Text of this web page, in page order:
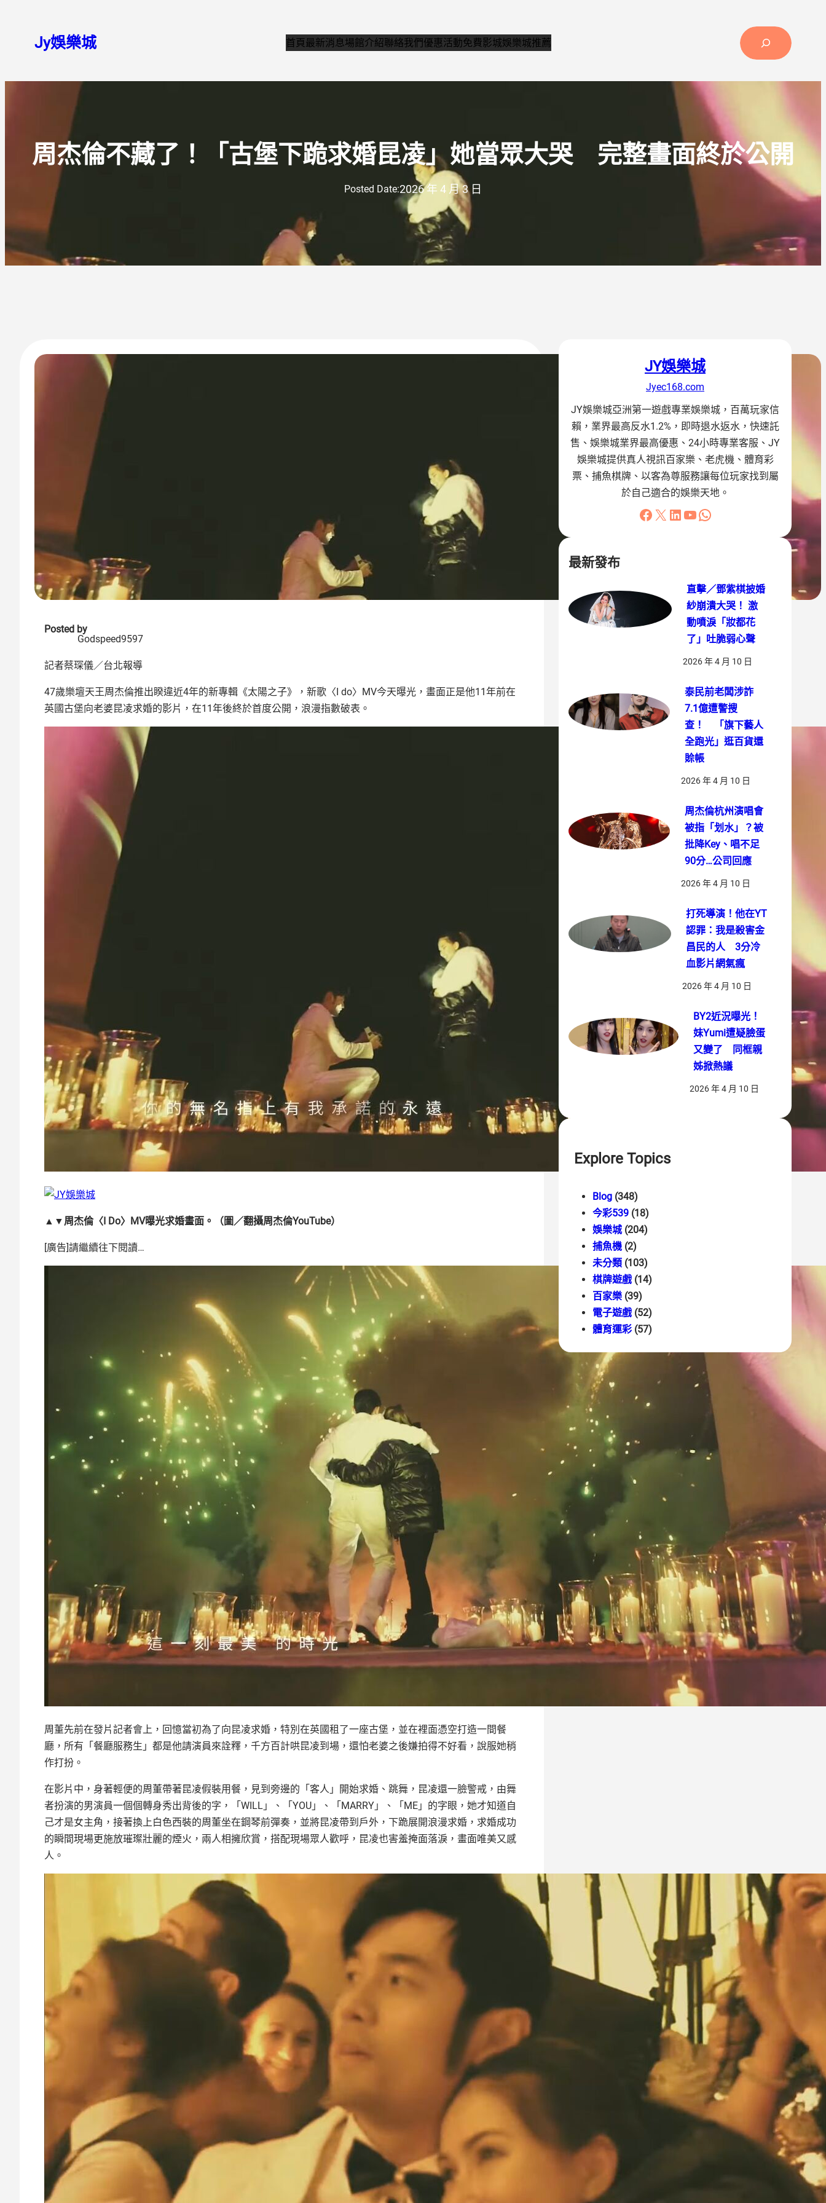
內
Jy娛樂城 首頁 最新消息場館介紹聯絡我們優惠活動免費影城娛樂城推薦
Search
周杰倫不藏了！「古堡下跪求婚昆凌」她當眾大哭 完整畫面終於公開
Posted Date:2026 年 4 月 3 日
Posted by
Godspeed9597
記者蔡琛儀／台北報導
47歲樂壇天王周杰倫推出睽違近4年的新專輯《太陽之子》，新歌〈I do〉MV今天曝光，畫面正是他11年前在
英國古堡向老婆昆凌求婚的影片，在11年後終於首度公開，浪漫指數破表。
▲▼周杰倫〈I Do〉MV曝光求婚畫面。（圖／翻攝周杰倫YouTube）
[廣告]請繼續往下閱讀…
周董先前在發片記者會上，回憶當初為了向昆凌求婚，特別在英國租了一座古堡，並在裡面憑空打造一間餐
廳，所有「餐廳服務生」都是他請演員來詮釋，千方百計哄昆凌到場，還怕老婆之後嫌拍得不好看，說服她稍
作打扮。
在影片中，身著輕便的周董帶著昆凌假裝用餐，見到旁邊的「客人」開始求婚、跳舞，昆凌還一臉警戒，由舞
者扮演的男演員一個個轉身秀出背後的字，「WILL」、「YOU」、「MARRY」、「ME」的字眼，她才知道自
己才是女主角，接著換上白色西裝的周董坐在鋼琴前彈奏，並將昆凌帶到戶外，下跪展開浪漫求婚，求婚成功
的瞬間現場更施放璀璨壯麗的煙火，兩人相擁欣賞，搭配現場眾人歡呼，昆凌也害羞掩面落淚，畫面唯美又感
人。
JY娛樂城
Jyec168.com
JY娛樂城亞洲第一遊戲專業娛樂城，百萬玩家信
賴，業界最高反水1.2%，即時退水返水，快速託
售、娛樂城業界最高優惠、24小時專業客服、JY
娛樂城提供真人視訊百家樂、老虎機、體育彩
票、捕魚棋牌、以客為尊服務讓每位玩家找到屬
於自己適合的娛樂天地。
Facebook X LinkedIn YouTube WhatsApp
最新發布
直擊／鄧紫棋披婚
紗崩潰大哭！ 激
動噴淚「妝都花
了」吐脆弱心聲
2026 年 4 月 10 日
泰民前老闆涉詐
7.1億遭警搜
查！ 「旗下藝人
全跑光」逛百貨還
賒帳
2026 年 4 月 10 日
周杰倫杭州演唱會
被指「划水」？被
批降Key、唱不足
90分…公司回應
2026 年 4 月 10 日
打死導演！他在YT
認罪：我是殺害金
昌民的人 3分冷
血影片網氣瘋
2026 年 4 月 10 日
BY2近況曝光！
妹Yumi遭疑臉蛋
又變了 同框親
姊掀熱議
2026 年 4 月 10 日
Explore Topics
Blog (348)
今彩539 (18)
娛樂城(204)
捕魚機 (2)
未分類 (103)
棋牌遊戲 (14)
百家樂 (39)
電子遊戲 (52)
體育運彩 (57)